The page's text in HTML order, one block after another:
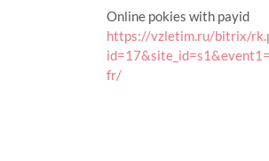
Online pokies with payid
https://vzletim.ru/bitrix/
fr/